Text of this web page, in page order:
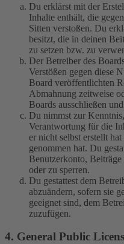
Du erklärst mit der
Inhalte enthält, die
Sitten verstoßen. Du
besitzt, die in deinen
zu setzen bzw. zu
Der Betreiber des
Verstößen gegen diese
Board veröffentlichten
Abmahnung zeitweise
Boards ausschließen
Du nimmst zur
Verantwortung für die
er nicht selbst erstellt
genommen hat. Du
Benutzerkonto,
oder zu sperren.
Du gestattest dem
abzuändern, sofern sie
geeignet sind, dem
zuzufügen.
4. General Public